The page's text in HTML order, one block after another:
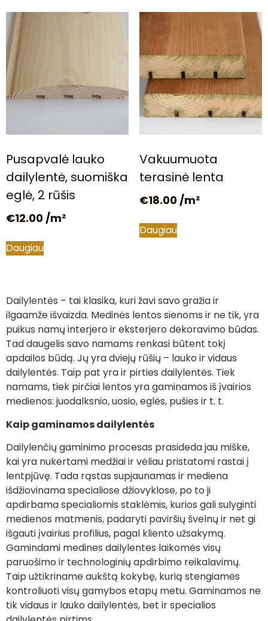
Pusapvalė lauko
dailylentė, suomiška
eglė, 2 rūšis
€12.00/m²
Daugiau
Vakuumuota
terasinė lenta
€18.00/m²
Daugiau
Dailylentės – tai klasika, kuri žavi savo gražia ir
ilgaamže išvaizda. Medinės lentos sienoms ir ne tik, yra
puikus namų interjero ir eksterjero dekoravimo būdas.
Tad daugelis savo namams renkasi būtent tokį
apdailos būdą. Jų yra dviejų rūšių – lauko ir vidaus
dailylentės. Taip pat yra ir pirties dailylentės. Tiek
namams, tiek pirčiai lentos yra gaminamos iš įvairios
medienos: juodalksnio, uosio, eglės, pušies ir t. t.
Kaip gaminamos dailylentės
Dailylenčių gaminimo procesas prasideda jau miške,
kai yra nukertami medžiai ir vėliau pristatomi rastai į
lentpjūvę. Tada rąstas supjaunamas ir mediena
išdžiovinama specialiose džiovyklose, po to ji
apdirbama specialiomis staklėmis, kurios gali sulyginti
medienos matmenis, padaryti paviršių švelnų ir net gi
išgauti įvairius profilius, pagal kliento užsakymą.
Gamindami medines dailylentes laikomės visų
paruošimo ir technologinių apdirbimo reikalavimų.
Taip užtikriname aukštą kokybę, kurią stengiamės
kontroliuoti visų gamybos etapų metu. Gaminamos ne
tik vidaus ir lauko dailylentės, bet ir specialios